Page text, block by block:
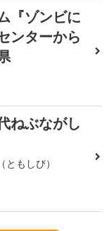
『ゾンビに
ンターから
ねぶながし
もしび）